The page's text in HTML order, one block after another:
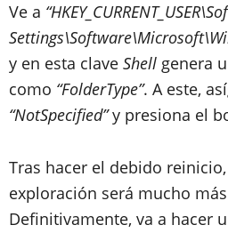
Ve a
y en esta clave Shell genera
como “FolderType”. A este,
“NotSpecified”y presiona el
Tras hacer el debido
exploración será mucho
Definitivamente, va a hacer